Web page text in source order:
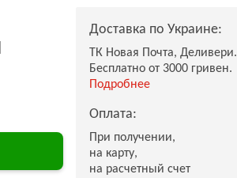
Доставка по Украине:
ТК Новая Почта, Деливери.
Бесплатно от 3000 гривен.
Подробнее
Оплата:
При получении,
на карту,
на расчетный счет